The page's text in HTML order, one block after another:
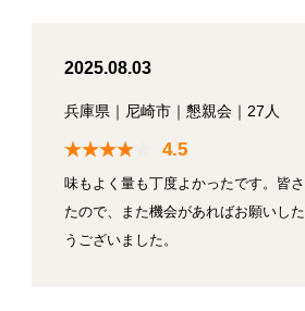
2025.08.03
兵庫県 ｜ 尼崎市｜ 懇親会｜ 27人
4.5
味もよく量も丁度よかったです。皆
たので、また機会があればお願いし
うございました。